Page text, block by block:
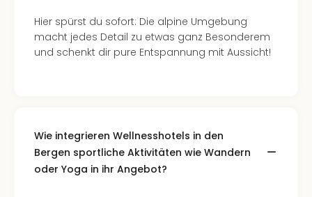
Hier spürst du sofort: Die alpine Umgebung
macht jedes Detail zu etwas ganz Besonderem
und schenkt dir pure Entspannung mit Aussicht!
Wie integrieren Wellnesshotels in den
Bergen sportliche Aktivitäten wie Wandern
oder Yoga in ihr Angebot?